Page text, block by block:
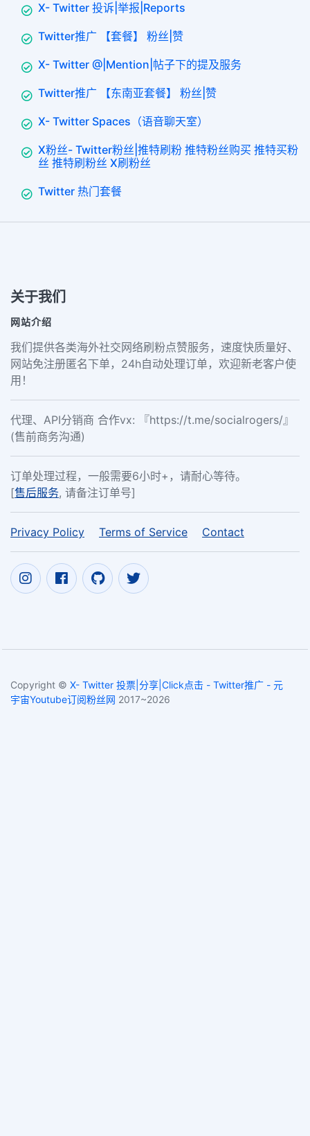
X- Twitter 投诉|举报|Reports
Twitter推广 【套餐】 粉丝|赞
X- Twitter @|Mention|帖子下的提及服务
Twitter推广 【东南亚套餐】 粉丝|赞
X- Twitter Spaces（语音聊天室）
X粉丝- Twitter粉丝|推特刷粉 推特粉丝购买 推特买粉
丝 推特刷粉丝 X刷粉丝
Twitter 热门套餐
关于我们
网站介绍
我们提供各类海外社交网络刷粉点赞服务，速度快质量好、
网站免注册匿名下单，24h自动处理订单，欢迎新老客户使
用！
代理、API分销商 合作vx: 『https://t.me/socialrogers/』
(售前商务沟通)
订单处理过程，一般需要6小时+，请耐心等待。
[售后服务, 请备注订单号]
Privacy Policy Terms of Service Contact
Copyright © X- Twitter 投票|分享|Click点击 - Twitter推广 - 元
宇宙Youtube订阅粉丝网 2017~2026